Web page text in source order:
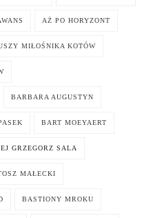
AŻ PO HORYZONT
MIŁOŚNIKA KOTÓW
BARBARA AUGUSTYN
BART MOEYAERT
GRZEGORZ SALA
MAŁECKI
BASTIONY MROKU